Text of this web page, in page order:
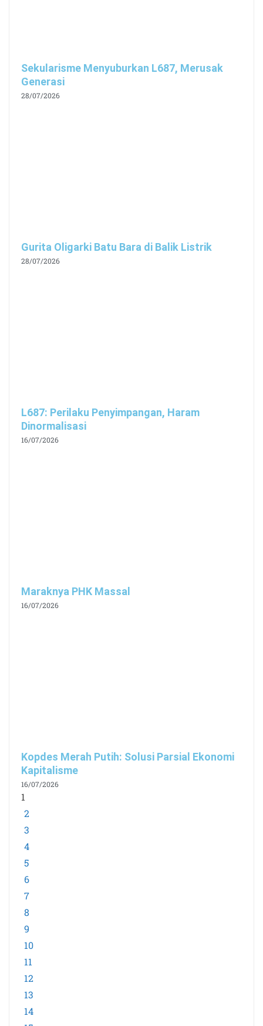
Sekularisme Menyuburkan L687, Merusak
Generasi
28/07/2026
Gurita Oligarki Batu Bara di Balik Listrik
28/07/2026
L687: Perilaku Penyimpangan, Haram
Dinormalisasi
16/07/2026
Maraknya PHK Massal
16/07/2026
Kopdes Merah Putih: Solusi Parsial Ekonomi
Kapitalisme
16/07/2026
1
2
3
4
5
6
7
8
9
10
11
12
13
14